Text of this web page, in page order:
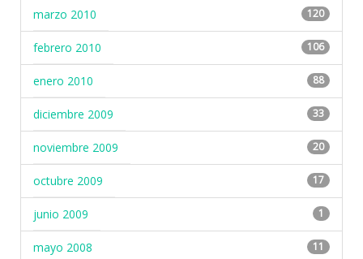
marzo 2010 120
febrero 2010 106
enero 2010 88
diciembre 2009 33
noviembre 2009 20
octubre 2009 17
junio 2009 1
mayo 2008 11